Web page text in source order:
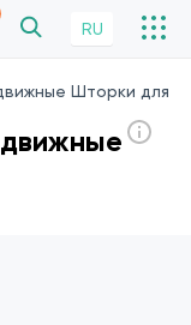
RU
Шторки для